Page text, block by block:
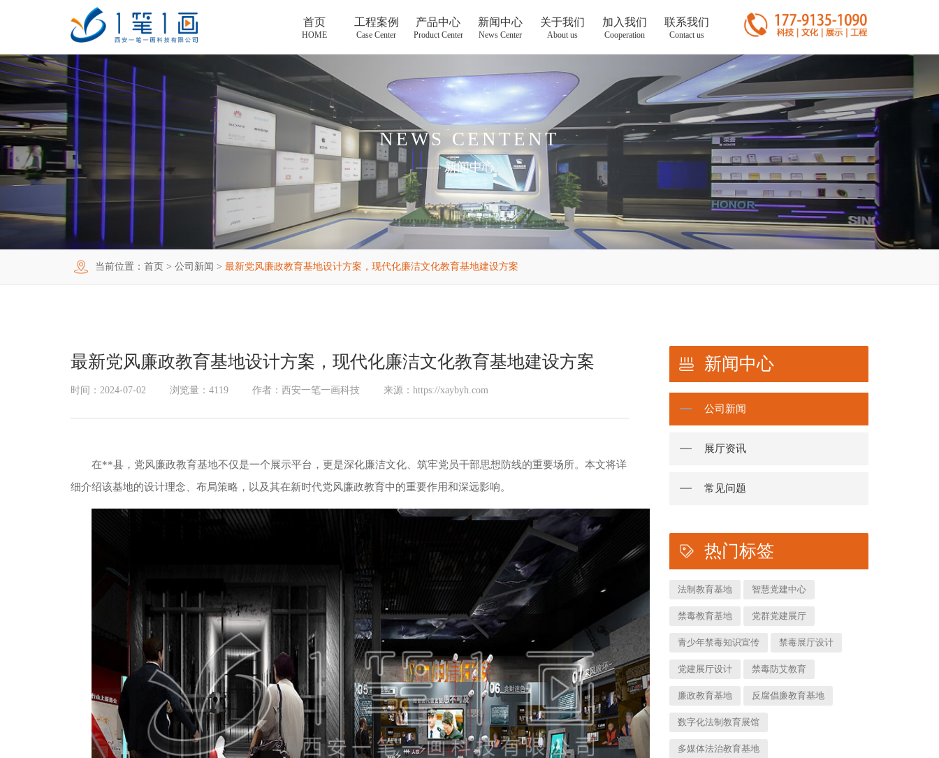
首页
HOME
工程案例
Case Center
产品中心
Product Center
新闻中心
News Center
关于我们
About us
加入我们
Cooperation
联系我们
Contact us
首页
主题多媒体展厅
廉政警示展厅
禁毒教育基地
红色党建教育基地
产品中心
VR虚拟现实
触控一体机
创新展项
数字沙盘
特效屏幕
新闻中心
展厅资讯
常见问题
企业简介
企业文化
加入我们
合作代理
联系我们
NEWS CENTENT
—— 新闻中心 ——
当前位置： 首页 > 公司新闻 > 最新党风廉政教育基地设计方案，现代化廉洁文化教育基地建设方案
最新党风廉政教育基地设计方案，现代化廉洁文化教育基地建设方案
时间：2024-07-02 浏览量：4119 作者：西安一笔一画科技 来源：https://xaybyh.com
在**县，党风廉政教育基地不仅是一个展示平台，更是深化廉洁文化、筑牢党员干部思想防线的重要场所。本文将详
细介绍该基地的设计理念、布局策略，以及其在新时代党风廉政教育中的重要作用和深远影响。
新闻中心
公司新闻
展厅资讯
常见问题
热门标签
法制教育基地 智慧党建中心
禁毒教育基地 党群党建展厅
青少年禁毒知识宣传 禁毒展厅设计
党建展厅设计 禁毒防艾教育
廉政教育基地 反腐倡廉教育基地
数字化法制教育展馆
多媒体法治教育基地